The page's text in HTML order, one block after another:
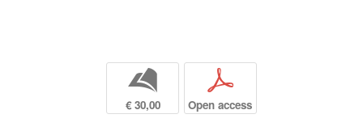
b
€ 30,00
p
Open access